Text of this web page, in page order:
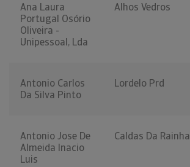
Ana Laura
Portugal Osório
Oliveira -
Unipessoal, Lda
Alhos Vedros
Antonio Carlos
Da Silva Pinto
Lordelo Prd
Antonio Jose De
Almeida Inacio
Luis
Caldas Da Rainha